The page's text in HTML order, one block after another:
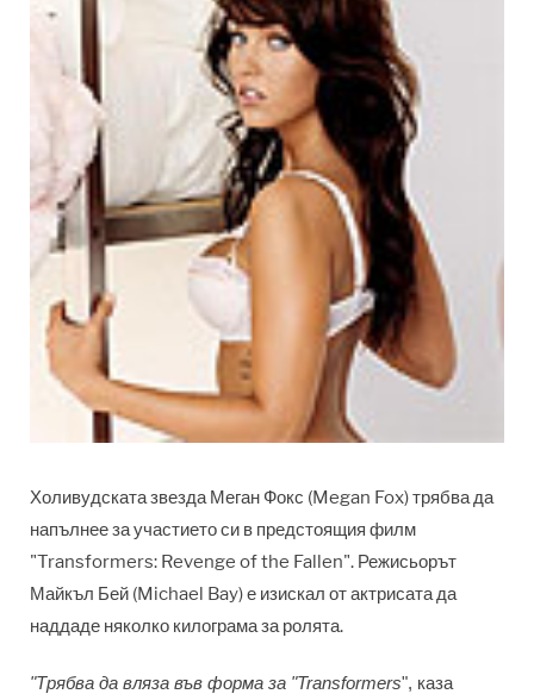
Холивудската звезда Меган Фокс (Megan Fox) трябва да
напълнее за участието си в предстоящия филм
"Transformers: Revenge of the Fallen". Режисьорът
Майкъл Бей (Michael Bay) е изискал от актрисата да
наддаде няколко килограма за ролята.
"Трябва да вляза във форма за "Transformers", каза